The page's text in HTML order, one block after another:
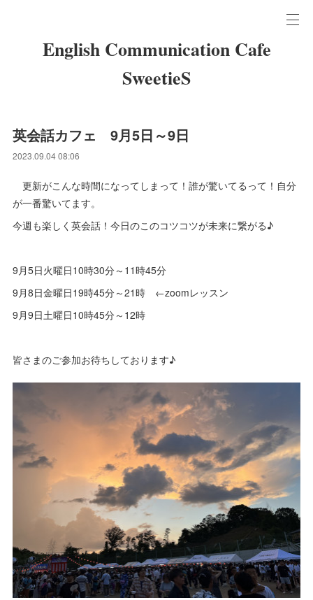
English Communication Cafe
SweetieS
英会話カフェ 9月5日～9日
2023.09.04 08:06
更新がこんな時間になってしまって！誰が驚いてるって！自分
が一番驚いてます。
今週も楽しく英会話！今日のこのコツコツが未来に繋がる♪
9月5日火曜日10時30分～11時45分
9月8日金曜日19時45分～21時 ←zoomレッスン
9月9日土曜日10時45分～12時
皆さまのご参加お待ちしております♪